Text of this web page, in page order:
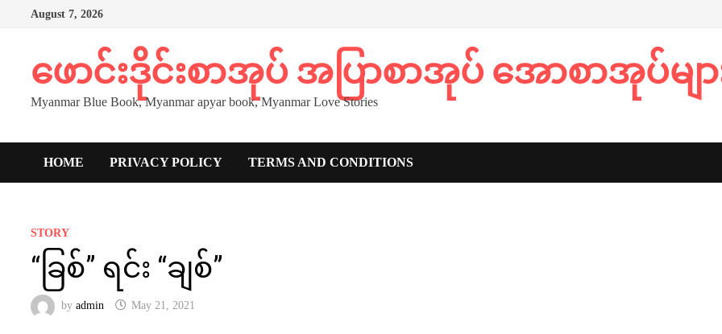
August 7, 2026
ဖောင်းဒိုင်းစာအုပ် အပြာစာအုပ် အောစာအုပ်မျာ
Myanmar Blue Book, Myanmar apyar book, Myanmar Love Stories
HOME PRIVACY POLICY TERMS AND CONDITIONS
STORY
“ခြစ်” ရင်း “ချစ်”
byadmin May 21, 2021